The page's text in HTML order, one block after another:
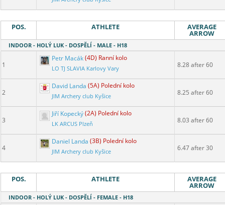
POS. ATHLETE AVERAGE
ARROW
INDOOR - HOLÝ LUK - DOSPĚLÍ - MALE - H18
1
Petr Macák(4D) Ranní kolo
LO TJ SLAVIA Karlovy Vary 8.28 after 60
2
David Landa (5A) Polední kolo
JIM Archery club Kyšice 8.25 after 60
3
Jiří Kopecký(2A) Polední kolo
LK ARCUS Plzeň 8.03 after 60
4
Daniel Landa (3B) Polední kolo
JIM Archery club Kyšice 6.47 after 30
POS. ATHLETE AVERAGE
ARROW
INDOOR - HOLÝ LUK - DOSPĚLÍ - FEMALE - H18